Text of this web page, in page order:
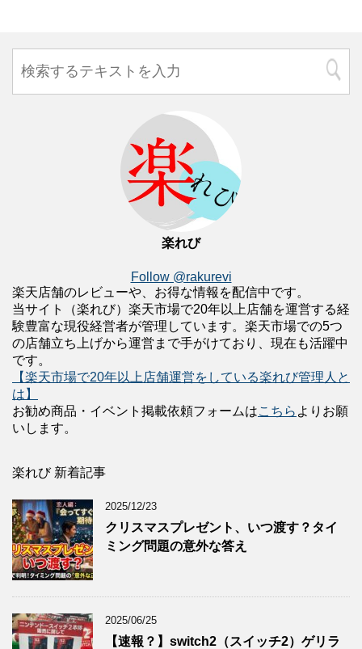
楽れび
Follow @rakurevi
楽天店舗のレビューや、お得な情報を配信中です。
当サイト（楽れび）楽天市場で20年以上店舗を運営する経
験豊富な現役経営者が管理しています。楽天市場での5つ
の店舗立ち上げから運営まで手がけており、現在も活躍中
です。
【楽天市場で20年以上店舗運営をしている楽れび管理人と
は】
お勧め商品・イベント掲載依頼フォームはこちら よりお願
いします。
楽れび 新着記事
2025/12/23
クリスマスプレゼント、いつ渡す？タイ
ミング問題の意外な答え
2025/06/25
【速報？】switch2（スイッチ2）ゲリラ